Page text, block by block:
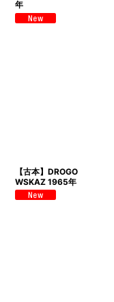
年
【古本】DROGO
WSKAZ 1965年